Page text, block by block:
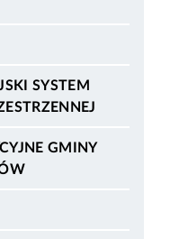
SYSTEM
GMINY